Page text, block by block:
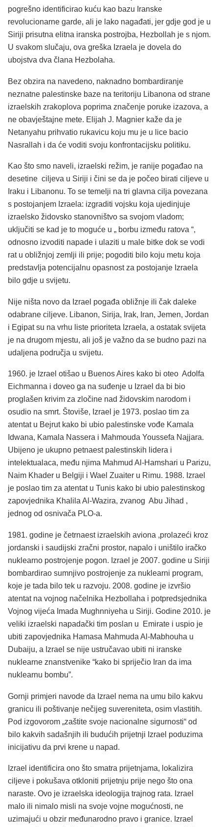
pogrešno identificirao kuću kao bazu Iranske
revolucionarne garde, ali je lako nagađati, jer gdje god je u
Siriji prisutna elitna iranska postrojba, Hezbollah je s njom.
U svakom slučaju, ova greška Izraela je dovela do
ubojstva dva člana Hezbolaha.
Bez obzira na navedeno, naknadno bombardiranje
neznatne palestinske baze na teritoriju Libanona od strane
izraelskih zrakoplova poprima značenje poruke izazova, a
ne obavještajne mete. Elijah J. Magnier kaže da je
Netanyahu prihvatio rukavicu koju mu je u lice bacio
Nasrallah i da će voditi svoju konfrontacijsku politiku.
Kao što smo naveli, izraelski režim, je ranije pogađao na
desetine ciljeva u Siriji i čini se da je počeo birati ciljeve u
Iraku i Libanonu. To se temelji na tri glavna cilja povezana
s postojanjem Izraela: izgraditi vojsku koja ujedinjuje
izraelsko židovsko stanovništvo sa svojom vladom;
uključiti se kad je to moguće u „ borbu između ratova “,
odnosno izvoditi napade i ulaziti u male bitke dok se vodi
rat u obližnjoj zemlji ili prije; pogoditi bilo koju metu koja
predstavlja potencijalnu opasnost za postojanje Izraela
bilo gdje u svijetu.
Nije ništa novo da Izrael pogađa obližnje ili čak daleke
odabrane ciljeve. Libanon, Sirija, Irak, Iran, Jemen, Jordan
i Egipat su na vrhu liste prioriteta Izraela, a ostatak svijeta
je na drugom mjestu, ali još je važno da se budno pazi na
udaljena područja u svijetu.
1960. je Izrael otišao u Buenos Aires kako bi oteo Adolfa
Eichmanna i doveo ga na suđenje u Izrael da bi bio
proglašen krivim za zločine nad židovskim narodom i
osudio na smrt. Štoviše, Izrael je 1973. poslao tim za
atentat u Bejrut kako bi ubio palestinske vođe Kamala
Idwana, Kamala Nassera i Mahmouda Youssefa Najjara.
Ubijeno je ukupno petnaest palestinskih lidera i
intelektualaca, među njima Mahmud Al-Hamshari u Parizu,
Naim Khader u Belgiji i Wael Zuaiter u Rimu. 1988. Izrael
je poslao tim za atentat u Tunis kako bi ubio palestinskog
zapovjednika Khalila Al-Wazira, zvanog Abu Jihad ,
jednog od osnivača PLO-a.
1981. godine je četrnaest izraelskih aviona ,prolazeći kroz
jordanski i saudijski zračni prostor, napalo i uništilo iračko
nuklearno postrojenje pogon. Izrael je 2007. godine u Siriji
bombardirao sumnjivo postrojenje za nuklearni program,
koje je tada bilo tek u razvoju. 2008. godine je izvršio
atentat na vojnog načelnika Hezbollaha i potpredsjednika
Vojnog vijeća Imada Mughnniyeha u Siriji. Godine 2010. je
veliki izraelski napadački tim poslan u Emirate i uspio je
ubiti zapovjednika Hamasa Mahmuda Al-Mabhouha u
Dubaiju, a Izrael se nije ustručavao ubiti ni iranske
nuklearne znanstvenike “kako bi spriječio Iran da ima
nuklearnu bombu”.
Gornji primjeri navode da Izrael nema na umu bilo kakvu
granicu ili poštivanje nečijeg suvereniteta, osim vlastitih.
Pod izgovorom „zaštite svoje nacionalne sigurnosti“ od
bilo kakvih sadašnjih ili budućih prijetnji Izrael poduzima
inicijativu da prvi krene u napad.
Izrael identificira ono što smatra prijetnjama, lokalizira
ciljeve i pokušava otkloniti prijetnju prije nego što ona
naraste. Ovo je izraelska ideologija trajnog rata. Izrael
malo ili nimalo misli na svoje vojne mogućnosti, ne
uzimajući u obzir međunarodno pravo i granice. Izrael